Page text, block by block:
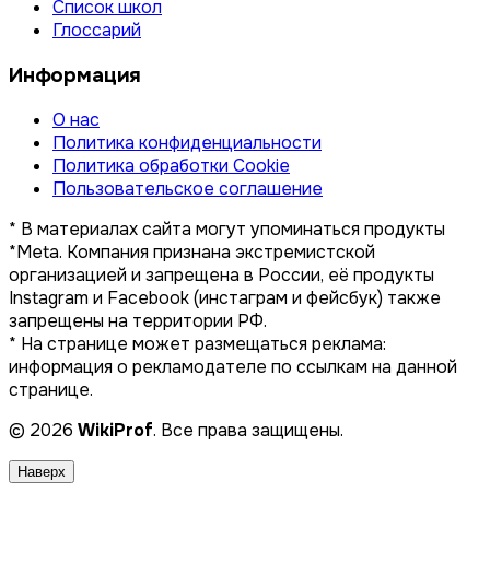
Список школ
Глоссарий
Информация
О нас
Политика конфиденциальности
Политика обработки Cookie
Пользовательское соглашение
* В материалах сайта могут упоминаться продукты
*Meta. Компания признана экстремистской
организацией и запрещена в России, её продукты
Instagram и Facebook (инстаграм и фейсбук) также
запрещены на территории РФ.
* На странице может размещаться реклама:
информация о рекламодателе по ссылкам на данной
странице.
© 2026 WikiProf. Все права защищены.
Наверх